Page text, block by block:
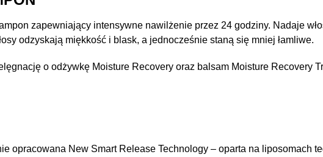
zapewniający intensywne nawilżenie przez 24 godziny. Nadaje
odzyskają miękkość i blask, a jednocześnie staną się mniej łamliwe.
o odżywkę Moisture Recovery oraz balsam Moisture Recovery
opracowana New Smart Release Technology – oparta na liposomach